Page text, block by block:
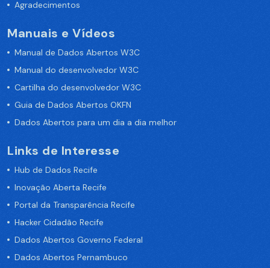
Agradecimentos
Manuais e Vídeos
Manual de Dados Abertos W3C
Manual do desenvolvedor W3C
Cartilha do desenvolvedor W3C
Guia de Dados Abertos OKFN
Dados Abertos para um dia a dia melhor
Links de Interesse
Hub de Dados Recife
Inovação Aberta Recife
Portal da Transparência Recife
Hacker Cidadão Recife
Dados Abertos Governo Federal
Dados Abertos Pernambuco